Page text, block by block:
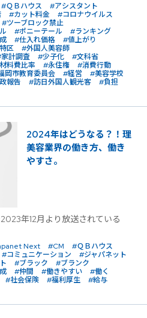
#ＱＢハウス
#アシスタント
#カット料金
#コロナウイルス
#ツーブロック禁止
#ポニーテール
#ランキング
#仕入れ価格
#値上がり
区
#外国人美容師
計調査 #少子化
#文科省
料費比率 #永住権
#消費行動
岡市教育委員会 #経営
#美容学校
報告 #訪日外国人観光客
#負担
2024年はどうなる？！理
美容業界の働き方、働き
やすさ。
年12月より放送されている
Next #CM
#ＱＢハウス
#コミュニケーション
#ジャパネット
#ブラック
#ブランク
#仲間 #働きやすい
#働く
#社会保険 #福利厚生
#給与